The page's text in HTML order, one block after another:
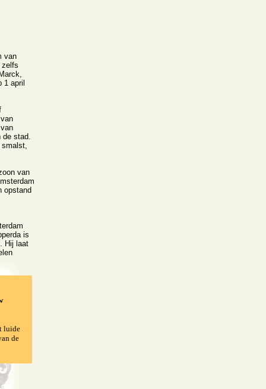
van
zelfs
1 april
de stad.
smalst,
van
opstand
is
Hij laat
luide
de